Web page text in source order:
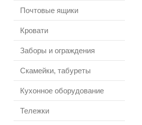
Почтовые ящики
Кровати
Заборы и ограждения
Скамейки, табуреты
Кухонное оборудование
Тележки